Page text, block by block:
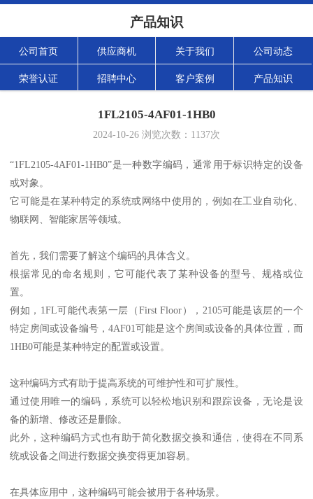
产品知识
公司首页 供应商机 关于我们 公司动态
荣誉认证 招聘中心 客户案例 产品知识
1FL2105-4AF01-1HB0
2024-10-26 浏览次数： 1137次
“1FL2105-4AF01-1HB0”是一种数字编码，通常用于标识特定的设备
或对象。
它可能是在某种特定的系统或网络中使用的，例如在工业自动化、
物联网、智能家居等领域。
首先，我们需要了解这个编码的具体含义。
根据常见的命名规则，它可能代表了某种设备的型号、规格或位
置。
例如，1FL可能代表第一层（First Floor），2105可能是该层的一个
特定房间或设备编号，4AF01可能是这个房间或设备的具体位置，而
1HB0可能是某种特定的配置或设置。
这种编码方式有助于提高系统的可维护性和可扩展性。
通过使用唯一的编码，系统可以轻松地识别和跟踪设备，无论是设
备的新增、修改还是删除。
此外，这种编码方式也有助于简化数据交换和通信，使得在不同系
统或设备之间进行数据交换变得更加容易。
在具体应用中，这种编码可能会被用于各种场景。